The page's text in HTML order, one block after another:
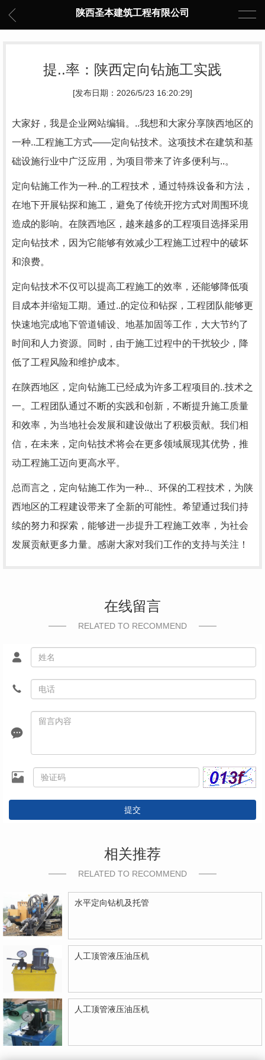
陕西圣本建筑工程有限公司
提..率：陕西定向钻施工实践
[发布日期：2026/5/23 16:20:29]
大家好，我是企业网站编辑。..我想和大家分享陕西地区的
一种..工程施工方式——定向钻技术。这项技术在建筑和基
础设施行业中广泛应用，为项目带来了许多便利与..。
定向钻施工作为一种..的工程技术，通过特殊设备和方法，
在地下开展钻探和施工，避免了传统开挖方式对周围环境
造成的影响。在陕西地区，越来越多的工程项目选择采用
定向钻技术，因为它能够有效减少工程施工过程中的破坏
和浪费。
定向钻技术不仅可以提高工程施工的效率，还能够降低项
目成本并缩短工期。通过..的定位和钻探，工程团队能够更
快速地完成地下管道铺设、地基加固等工作，大大节约了
时间和人力资源。同时，由于施工过程中的干扰较少，降
低了工程风险和维护成本。
在陕西地区，定向钻施工已经成为许多工程项目的..技术之
一。工程团队通过不断的实践和创新，不断提升施工质量
和效率，为当地社会发展和建设做出了积极贡献。我们相
信，在未来，定向钻技术将会在更多领域展现其优势，推
动工程施工迈向更高水平。
总而言之，定向钻施工作为一种..、环保的工程技术，为陕
西地区的工程建设带来了全新的可能性。希望通过我们持
续的努力和探索，能够进一步提升工程施工效率，为社会
发展贡献更多力量。感谢大家对我们工作的支持与关注！
在线留言
RELATED TO RECOMMEND
提交
相关推荐
RELATED TO RECOMMEND
水平定向钻机及托管
人工顶管液压油压机
人工顶管液压油压机